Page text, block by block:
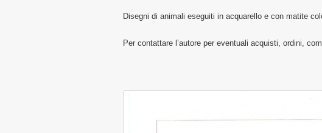
Disegni di animali eseguiti in acquarello e con matite
Per contattare l’autore per eventuali acquisti, ordini,